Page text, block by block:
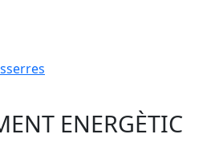
ENERGÈTIC